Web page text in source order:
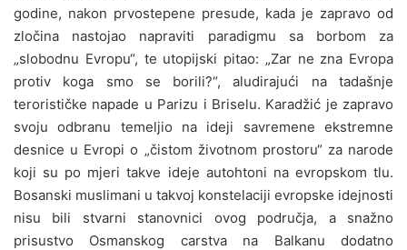
godine, nakon prvostepene presude, kada je zapravo od
zločina nastojao napraviti paradigmu sa borbom za
„slobodnu Evropu“, te utopijski pitao: „Zar ne zna Evropa
protiv koga smo se borili?“, aludirajući na tadašnje
terorističke napade u Parizu i Briselu. Karadžić je zapravo
svoju odbranu temeljio na ideji savremene ekstremne
desnice u Evropi o „čistom životnom prostoru“ za narode
koji su po mjeri takve ideje autohtoni na evropskom tlu.
Bosanski muslimani u takvoj konstelaciji evropske idejnosti
nisu bili stvarni stanovnici ovog područja, a snažno
prisustvo Osmanskog carstva na Balkanu dodatno